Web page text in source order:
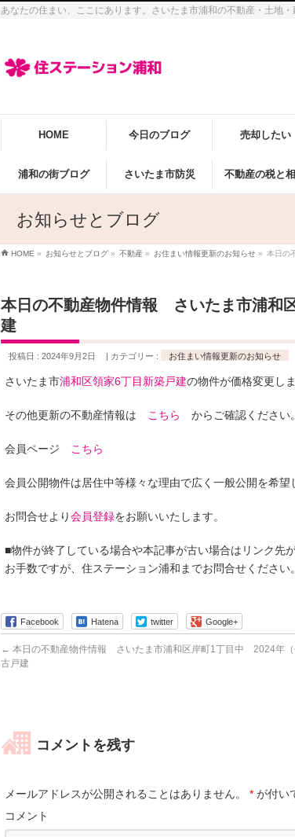
あなたの住まい、ここにあります。さいたま市浦和の不動産・土地
HOME 今日のブログ 売却したい
浦和の街ブログ さいたま市防災 不動産の税と
お知らせとブログ
HOME » お知らせとブログ » 不動産 » お住まい情報更新のお知らせ » 本日の
本日の不動産物件情報 さいたま市浦和
建
投稿日 : 2024年9月2日 カテゴリー : お住まい情報更新のお知らせ
さいたま市浦和区領家6丁目新築戸建の物件が価格変更し
その他更新の不動産情報は こちら からご確認ください。
会員ページ こちら
会員公開物件は居住中等様々な理由で広く一般公開を希望
お問合せより会員登録をお願いいたします。
■物件が終了している場合や本記事が古い場合はリンク先
お手数ですが、住ステーション浦和までお問合せください。
Facebook Hatena twitter Google+
← 本日の不動産物件情報 さいたま市浦和区岸町1丁目中
古戸建
2024年
コメントを残す
メールアドレスが公開されることはありません。 * が付い
コメント